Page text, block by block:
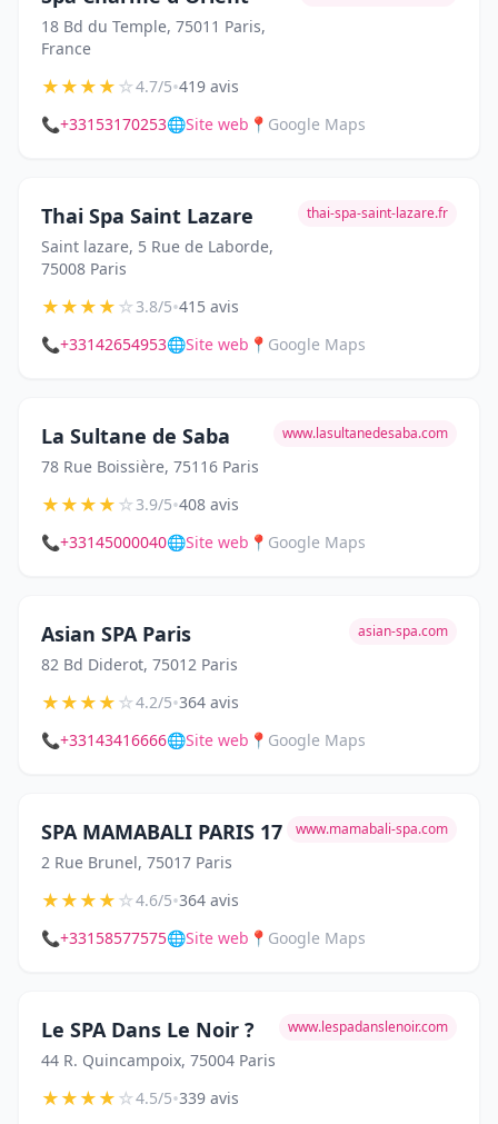
18 Bd du Temple, 75011 Paris,
France
★★★★☆4.7/5•419 avis
📞+33153170253🌐Site web 📍 Google Maps
Thai Spa Saint Lazare
Saint lazare, 5 Rue de Laborde,
75008 Paris
thai-spa-saint-lazare.fr
★★★★☆3.8/5•415 avis
📞+33142654953🌐Site web 📍 Google Maps
La Sultane de Saba
78 Rue Boissière, 75116 Paris
www.lasultanedesaba.com
★★★★☆3.9/5•408 avis
📞+33145000040🌐Site web 📍 Google Maps
Asian SPA Paris
82 Bd Diderot, 75012 Paris
asian-spa.com
★★★★☆4.2/5•364 avis
📞+33143416666🌐Site web 📍 Google Maps
SPA MAMABALI PARIS 17
2 Rue Brunel, 75017 Paris
www.mamabali-spa.com
★★★★☆4.6/5•364 avis
📞+33158577575🌐Site web 📍 Google Maps
Le SPA Dans Le Noir ?
44 R. Quincampoix, 75004 Paris
www.lespadanslenoir.com
★★★★☆4.5/5•339 avis